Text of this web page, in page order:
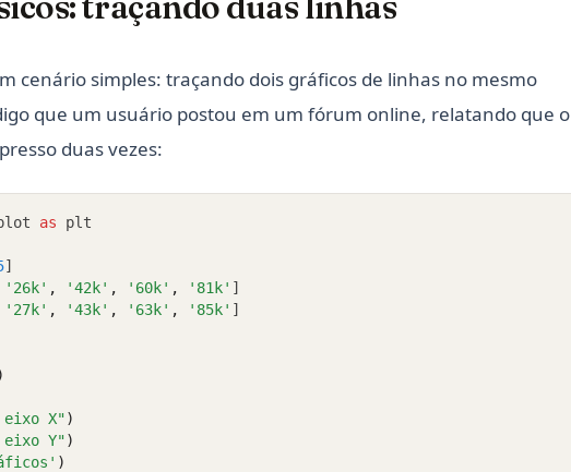
cenário simples: traçando dois gráficos de linhas no mesmo
que um usuário postou em um fórum online, relatando que o
duas vezes:
as plt
]
'26k' , '42k' , '60k' , '81k' ]
'27k' , '43k' , '63k' , '85k' ]
eixo X")
eixo Y")
)